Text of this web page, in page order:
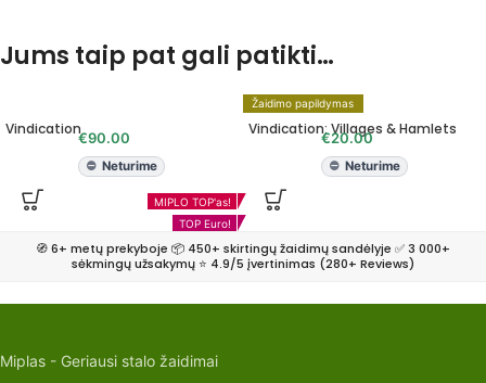
Jums taip pat gali patikti…
MIPLO TOP'as!
TOP Euro!
Vindication€90.00
Neturime
Žaidimo papildymas
Vindication: Villages & Hamlets
€20.00
Neturime
🧭 6+ metų prekyboje 📦 450+ skirtingų žaidimų sandėlyje ✅ 3 000+
sėkmingų užsakymų ⭐ 4.9/5 įvertinimas (280+ Reviews)
Miplas - Geriausi stalo žaidimai